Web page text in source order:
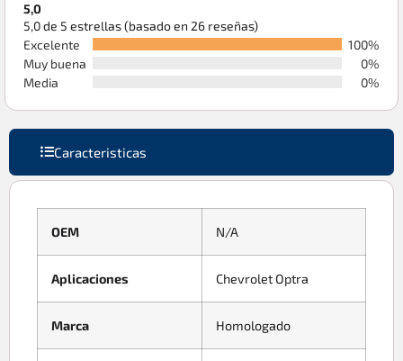
5,0
5,0 de 5 estrellas (basado en 26 reseñas)
Excelente
100%
Muy buena
0%
Media
0%
Caracteristicas
OEM N/A
Aplicaciones Chevrolet Optra
Marca Homologado